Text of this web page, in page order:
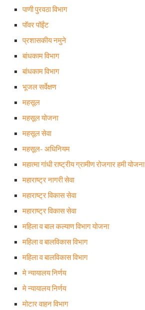
पाणी पुरवठा विभाग
पॉवर पॉईंट
प्रशासकीय नमुने
बांधकाम विभाग
बांधकाम विभाग
भूजल सर्वेक्षण
महसूल
महसूल योजना
महसूल सेवा
महसूल- अधिनियम
महात्मा गांधी राष्ट्रीय ग्रामीण रोजगार हमी योजना
महाराष्ट्र नागरी सेवा
महाराष्ट्र विकास सेवा
महाराष्ट्र विकास सेवा
महिला व बाल कल्याण विभाग योजना
महिला व बालविकास विभाग
महिला व बालविकास विभाग
मे न्यायालय निर्णय
मे न्यायालय निर्णय
मोटार वाहन विभाग